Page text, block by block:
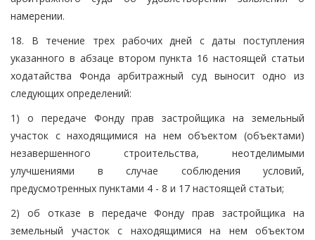
намерении.
18. В течение трех рабочих дней с даты поступления
указанного в абзаце втором пункта 16 настоящей статьи
ходатайства Фонда арбитражный суд выносит одно из
следующих определений:
1) о передаче Фонду прав застройщика на земельный
участок с находящимися на нем объектом (объектами)
незавершенного строительства, неотделимыми
улучшениями в случае соблюдения условий,
предусмотренных пунктами 4 - 8 и 17 настоящей статьи;
2) об отказе в передаче Фонду прав застройщика на
земельный участок с находящимися на нем объектом